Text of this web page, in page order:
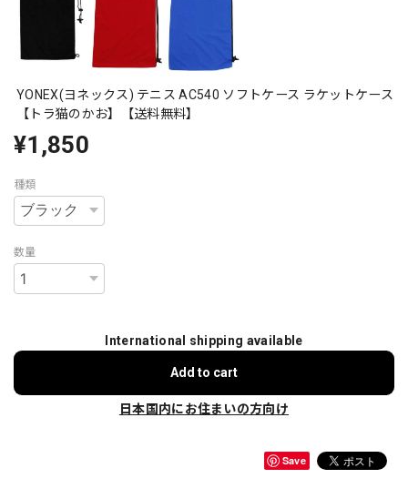
YONEX(ヨネックス) テニス AC540 ソフトケース ラケットケース
【トラ猫のかお】【送料無料】
¥1,850
種類
数量
International shipping available
Add to cart
日本国内にお住まいの方向け
Save